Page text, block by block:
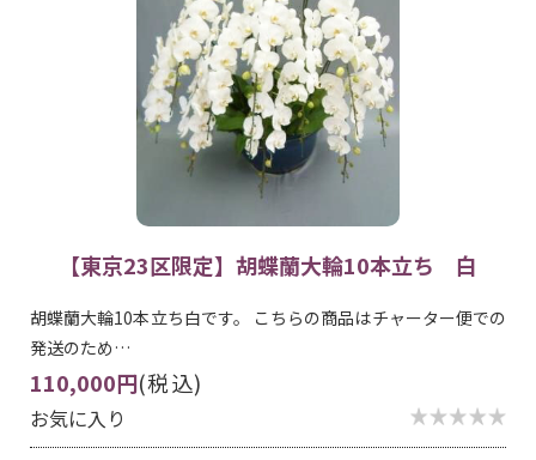
【東京23区限定】胡蝶蘭大輪10本立ち 白
胡蝶蘭大輪10本立ち白です。 こちらの商品はチャーター便での
発送のため…
110,000円(税込)
お気に入り